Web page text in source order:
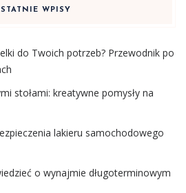
WPISY
do Twoich potrzeb? Przewodnik po
stołami: kreatywne pomysły na
lakieru samochodowego
o wynajmie długoterminowym